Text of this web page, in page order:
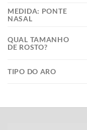
MEDIDA: PONTE
NASAL
QUAL TAMANHO
DE ROSTO?
TIPO DO ARO